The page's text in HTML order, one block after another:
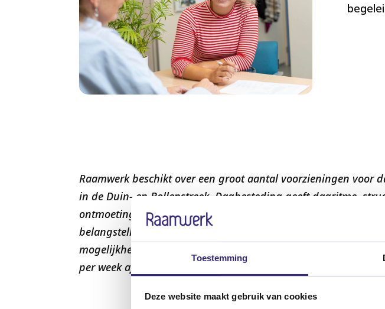
Toestemming
Deze website maakt gebruik van cookies
Raamwerk beschikt over een groot aantal voorzieningen voor
in de Duin- en Bollenstreek. Dagbesteding geeft dagritme,
ontmoeting, persoonlijke ontwikkeling en zingeving. Wij
belangstelling zoveel mogelijk aan te laten sluiten bij de
mogelijkheden van de cliënt. Het is mogelijk om verschillende
per week af te nemen.